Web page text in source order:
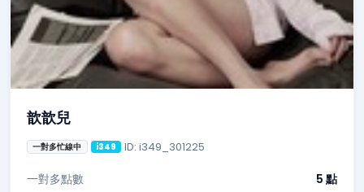
歆歆兒
一對多忙線中 i349 ID: i349_301225
一對多點數
5 點